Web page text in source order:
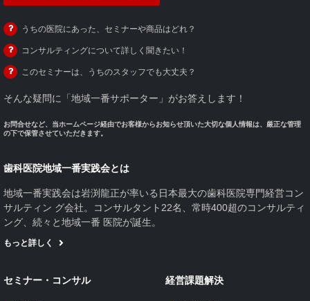
うちの医院にあった、セミナーや商品はどれ？
コンサルティングについて詳しく聞きたい！
このセミナーは、うちのスタッフでも大丈夫？
そんな疑問に「地域一番サポーター」がお答えします！
お問合せなど、当ホームページ経由でお客様からお知らせ頂いた大切な個人情報は、厳正な管理
の下で保管させていただきます。
歯科医院地域一番実践会とは
地域一番実践会は岩渕龍正が率いる日本最大の歯科医院専門経営コン
サルティン グ会社。コンサルタント22名、常時400超のコンサルティ
ング、続々と地域一番 医院が誕生。
もっと詳しく
セミナー・コンサル 経営課題解決